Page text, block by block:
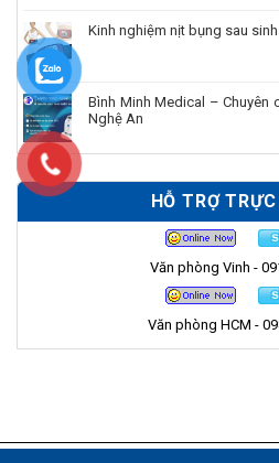
Kinh nghiệm nịt bụng sau
Bình Minh Medical – Chuyên
Nghệ An
HỖ TRỢ
Văn phòng Vinh -
Văn phòng HCM -